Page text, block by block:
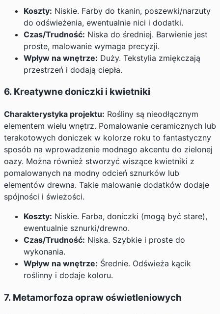
Koszty: Niskie. Farby do tkanin, poszewki/narzuty
do odświeżenia, ewentualnie nici i dodatki.
Czas/Trudność: Niska do średniej. Barwienie jest
proste, malowanie wymaga precyzji.
Wpływ na wnętrze: Duży. Tekstylia zmiękczają
przestrzeń i dodają ciepła.
6. Kreatywne doniczki i kwietniki
Charakterystyka projektu: Rośliny są nieodłącznym
elementem wielu wnętrz. Pomalowanie ceramicznych lub
terakotowych doniczek w kolorze roku to fantastyczny
sposób na wprowadzenie modnego akcentu do zielonej
oazy. Można również stworzyć wiszące kwietniki z
pomalowanych na modny odcień sznurków lub
elementów drewna. Takie malowanie dodatków dodaje
spójności i świeżości.
Koszty: Niskie. Farba, doniczki (mogą być stare),
ewentualnie sznurki/drewno.
Czas/Trudność: Niska. Szybkie i proste do
wykonania.
Wpływ na wnętrze: Średnie. Odświeża kącik
roślinny i dodaje koloru.
7. Metamorfoza opraw oświetleniowych